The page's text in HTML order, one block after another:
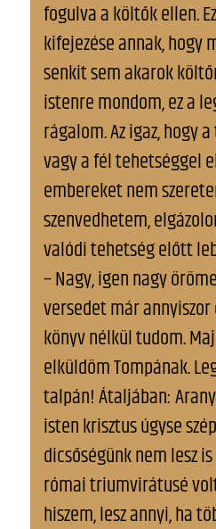
fogulva a költők ellen.
kifejezése annak, hogy
senkit sem akarok
istenre mondom, ez a
rágalom. Az igaz, hogy
vagy a fél tehetséggel
embereket nem
szenvedhetem,
valódi tehetség előtt
– Nagy, igen nagy
versedet már
könyv nélkül tudom.
elküldöm Tompának.
talpán! Átaljában:
isten krisztus úgyse
dicsőségünk nem lesz
római triumvirátusé
hiszem, lesz annyi, ha